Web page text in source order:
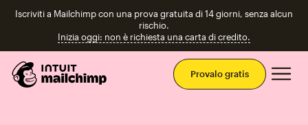
Iscriviti a Mailchimp con una prova gratuita di 14 giorni, senza alcun
rischio.
Inizia oggi: non è richiesta una carta di credito.
Provalo gratis